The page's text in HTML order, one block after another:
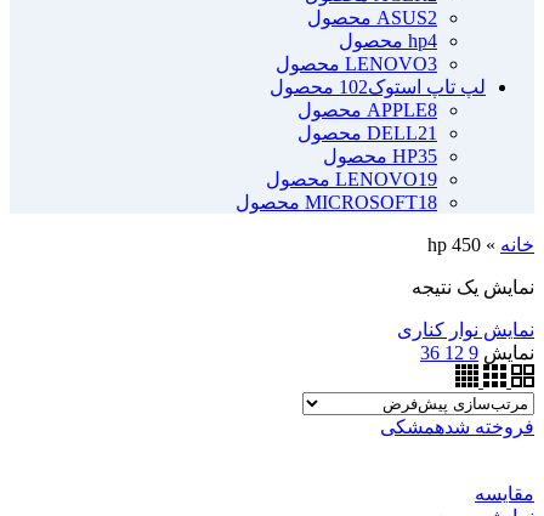
ASUS2 محصول
hp4 محصول
LENOVO3 محصول
لپ تاپ استوک102 محصول
APPLE8 محصول
DELL21 محصول
HP35 محصول
LENOVO19 محصول
MICROSOFT18 محصول
خانه »
hp 450
نمایش یک نتیجه
نمایش نوار کناری
نمایش 9
12
36
فروخته شدهمشکی
مقايسه